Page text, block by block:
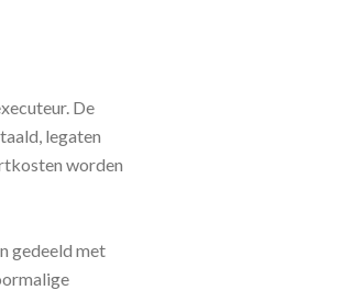
De
legaten
worden
gedeeld met